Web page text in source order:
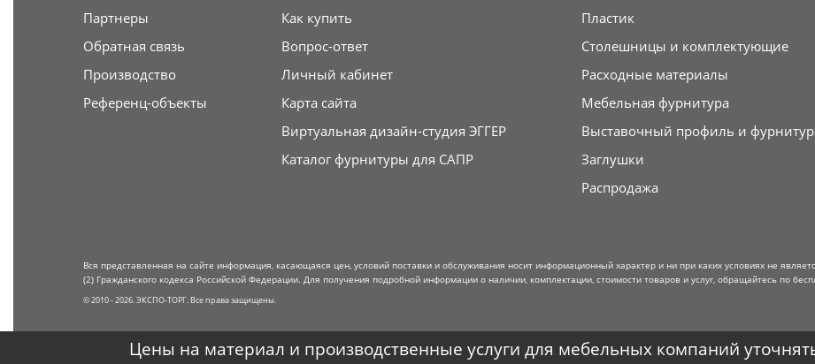
Партнеры
Обратная связь
Производство
Референц-объекты
Как купить
Вопрос-ответ
Личный кабинет
Карта сайта
Виртуальная дизайн-студия ЭГГЕР
Каталог фурнитуры для САПР
Пластик
Столешницы и комплектующие
Расходные материалы
Мебельная фурнитура
Выставочный профиль и
Заглушки
Распродажа
Вся представленная на сайте информация, касающаяся цен, условий поставки и обслуживания носит информационный характер и ни при каких условиях не
(2) Гражданского кодекса Российской Федерации. Для получения подробной информации о наличии, комплектации, стоимости товаров и услуг, обращайтесь по
© 2010 - 2026. ЭКСПО-ТОРГ. Все права защищены.
Цены на материал и производственные услуги для мебельных компаний